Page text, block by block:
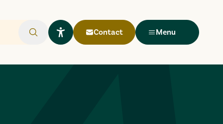
Rechercher
Ouvrir le widget Lisio
Contact Menu